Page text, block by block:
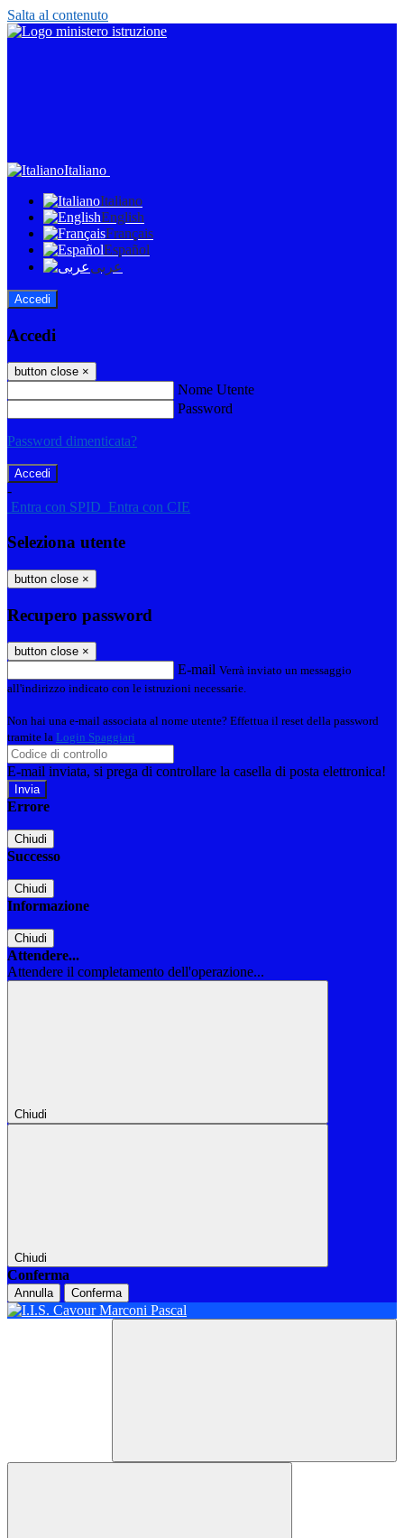
Salta al contenuto
Italiano
Italiano
English
Français
Español
عربى
Accedi
Accedi
button close ×
Nome Utente
Password
Password dimenticata?
-
Entra con SPID Entra con CIE
Seleziona utente
button close ×
Recupero password
button close ×
E-mail Verrà inviato un messaggio
all'indirizzo indicato con le istruzioni necessarie.
Non hai una e-mail associata al nome utente? Effettua il reset della password
tramite la Login Spaggiari
E-mail inviata, si prega di controllare la casella di posta elettronica!
Errore
Chiudi
Successo
Chiudi
Informazione
Chiudi
Attendere...
Attendere il completamento dell'operazione...
Chiudi
Chiudi
Conferma
Annulla Conferma